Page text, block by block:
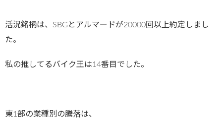
活況銘柄は、SBGとアルマードが20000回以上約定しまし
た。
私の推してるバイク王は14番目でした。
東1部の業種別の騰落は、